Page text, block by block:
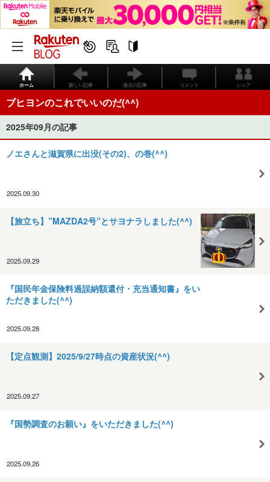
ホーム 新しい記事 過去の記事 コメント シェア
ブヒヨンのこれでいいのだ(^^)
2025年09月の記事
ノエさんと滋賀県に出没(その2)、の巻(^^)
2025.09.30
【旅立ち】”MAZDA2号”とサヨナラしました(^^)
2025.09.29
『国民年金保険料過誤納額還付・充当通知書』をい
ただきました(^^)
2025.09.28
【定点観測】2025/9/27時点の資産状況(^^)
2025.09.27
『国勢調査のお願い』をいただきました(^^)
2025.09.26